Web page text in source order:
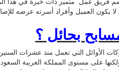
العميل وأفراد أسرته عرضه
بحائل ؟
الأوائل التي تعمل منذ عشرات
على مستوى المملكة العربية